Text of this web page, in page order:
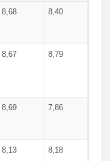
8,68 8,40
8,67 8,79
8,69 7,86
8,13 8,18